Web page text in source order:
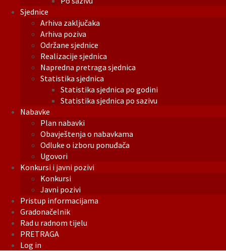
Sjednice
Arhiva zaključaka
Arhiva poziva
Održane sjednice
Realizacije sjednica
Napredna pretraga sjednica
Statistika sjednica
Statistika sjednica po godini
Statistika sjednica po sazivu
Nabavke
Plan nabavki
Obavještenja o nabavkama
Odluke o izboru ponuđača
Ugovori
Konkursi i javni pozivi
Konkursi
Javni pozivi
Pristup informacijama
Gradonačelnik
Rad u radnom tijelu
PRETRAGA
Log in